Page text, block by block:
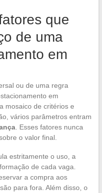
que
de uma
em
ou de uma regra
em
mosaico de critérios e
vários parâmetros entram
. Esses fatores nunca
o valor final.
estritamente o uso, a
de cada vaga.
a compra aos
para fora. Além disso, o